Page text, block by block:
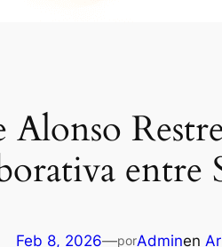
Alonso
entre
Feb 8, 2026—porAdminen